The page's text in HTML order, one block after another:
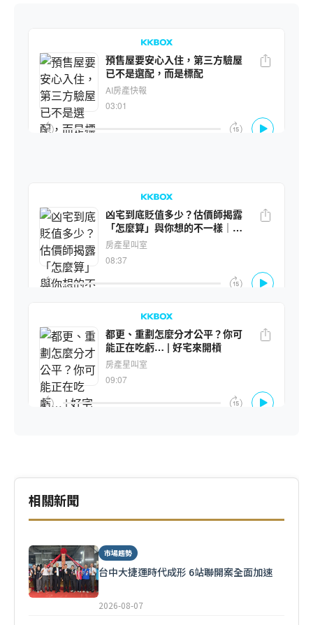
相關新聞
市場趨勢
台中大捷運時代成形 6站聯開案全面加速
2026-08-07